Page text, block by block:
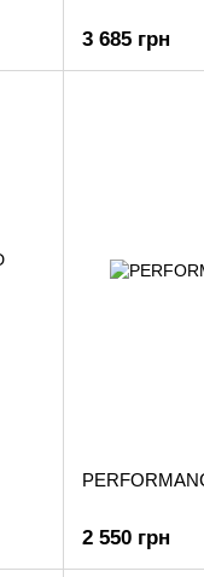
3 685 грн
2 550 грн